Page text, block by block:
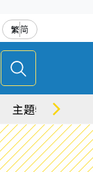
繁简
主題特集